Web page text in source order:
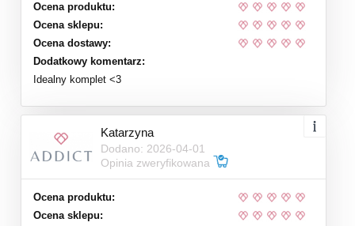
Ocena produktu:
Ocena sklepu:
Ocena dostawy:
Dodatkowy komentarz:
Idealny komplet <3
Katarzyna
Dodano: 2026-04-01
Opinia zweryfikowana
Ocena produktu:
Ocena sklepu: